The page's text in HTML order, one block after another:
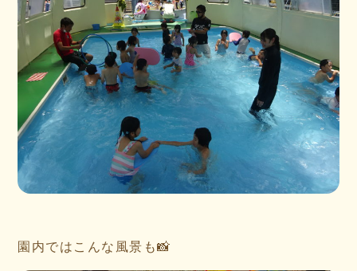
園内ではこんな風景も📸